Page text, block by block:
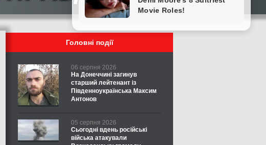
Головні події
06 серпня 2026
На Донеччині загинув
старший лейтенант із
Південноукраїнська Максим
Антонов
05 серпня 2026
Сьогодні вдень російські
війська атакували